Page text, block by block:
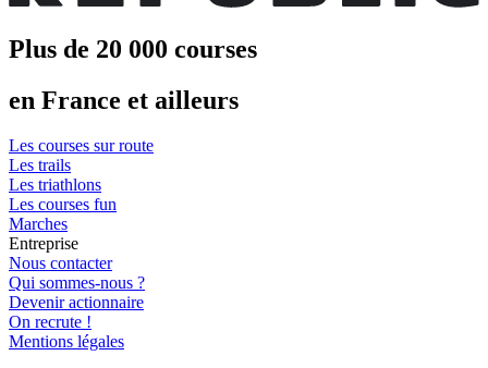
Plus de 20 000 courses
en France et ailleurs
Les courses sur route
Les trails
Les triathlons
Les courses fun
Marches
Entreprise
Nous contacter
Qui sommes-nous ?
Devenir actionnaire
On recrute !
Mentions légales